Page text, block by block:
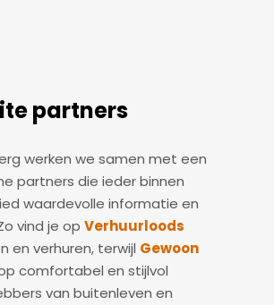
partners
werken we samen met een
partners die ieder binnen
waardevolle informatie en
vind je opVerhuurloods
en verhuren, terwijl Gewoon
comfortabel en stijlvol
van buitenleven en